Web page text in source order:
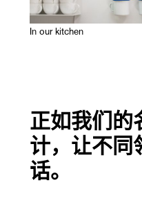
In our kitchen
正如我们的
计，让不同
话。